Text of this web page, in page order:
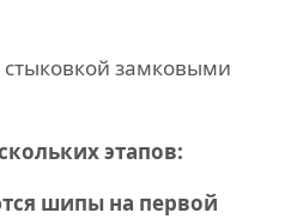
замковыми
этапов:
шипы на первой